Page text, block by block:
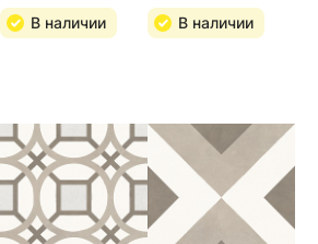
В наличии В наличии